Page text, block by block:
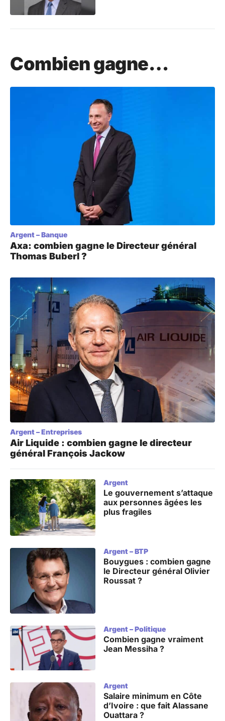
Combien gagne…
Argent–Banque
Axa: combien gagne le Directeur général
Thomas Buberl ?
Argent–Entreprises
Air Liquide : combien gagne le directeur
général François Jackow
Argent
Le gouvernement s’attaque
aux personnes âgées les
plus fragiles
Argent–BTP
Bouygues : combien gagne
le Directeur général Olivier
Roussat ?
Argent–Politique
Combien gagne vraiment
Jean Messiha ?
Argent
Salaire minimum en Côte
d’Ivoire : que fait Alassane
Ouattara ?